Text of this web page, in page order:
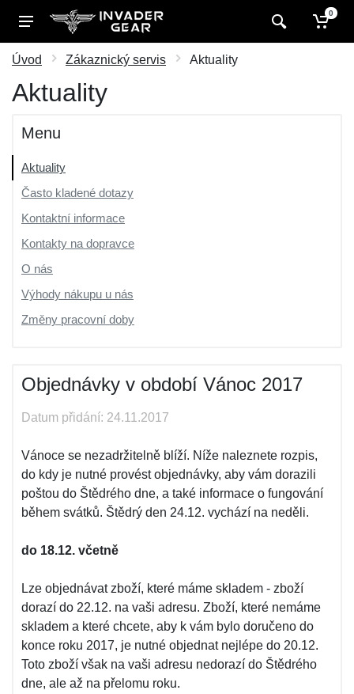
0
Úvod Zákaznický servis Aktuality
Aktuality
Menu
Aktuality
Často kladené dotazy
Kontaktní informace
Kontakty na dopravce
O nás
Výhody nákupu u nás
Změny pracovní doby
Objednávky v období Vánoc 2017
Datum přidání: 24.11.2017
Vánoce se nezadržitelně blíží. Níže naleznete rozpis,
do kdy je nutné provést objednávky, aby vám dorazili
poštou do Štědrého dne, a také informace o fungování
během svátků. Štědrý den 24.12. vychází na neděli.
do 18.12. včetně
Lze objednávat zboží, které máme skladem - zboží
dorazí do 22.12. na vaši adresu. Zboží, které nemáme
skladem a které chcete, aby k vám bylo doručeno do
konce roku 2017, je nutné objednat nejlépe do 20.12.
Toto zboží však na vaši adresu nedorazí do Štědrého
dne, ale až na přelomu roku.